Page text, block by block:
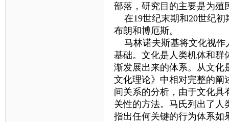
部落，研究目的主要是为殖
在19世纪末期和20世纪初
布朗和博厄斯。
马林诺夫斯基将文化视作
基础。文化是人类机体和群
渐发展出来的体系。从文化
文化理论》中相对完整的阐
间关系的分析，由于文化具
关性的方法。马氏列出了人
指出任何关键的行为体系如